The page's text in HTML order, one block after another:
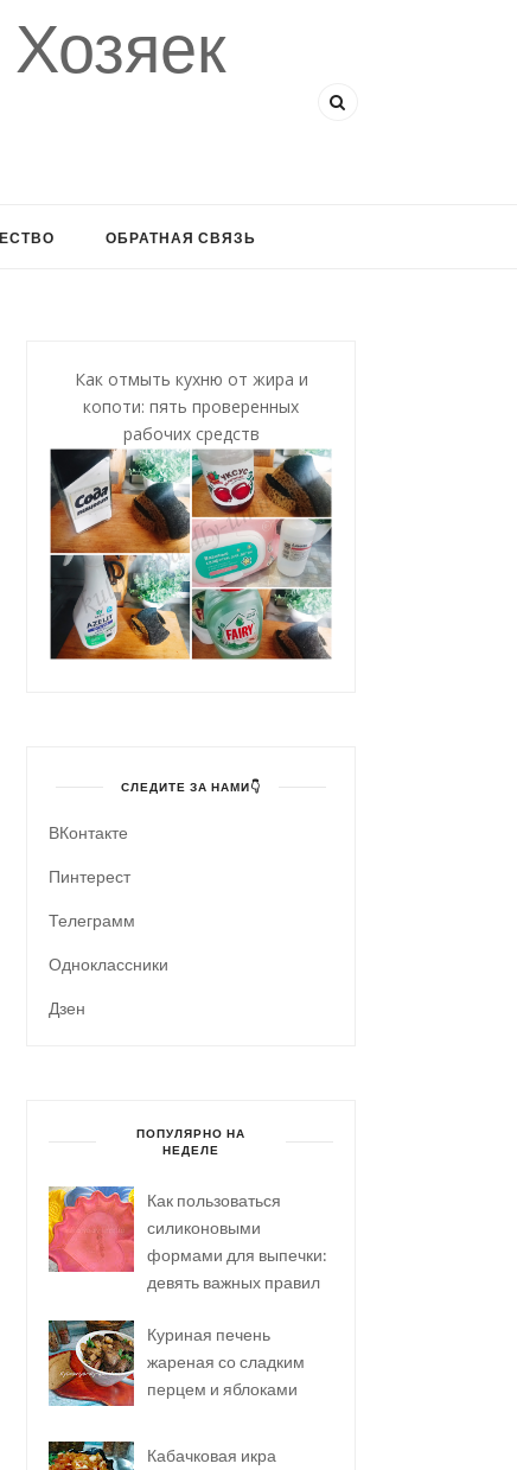
ОБРАТНАЯ СВЯЗЬ
Как отмыть кухню от жира и
копоти: пять проверенных
рабочих средств
СЛЕДИТЕ ЗА НАМИ👇
ВКонтакте
Пинтерест
Телеграмм
Одноклассники
Дзен
ПОПУЛЯРНО НА
НЕДЕЛЕ
Как пользоваться
силиконовыми
формами для выпечки:
девять важных правил
Куриная печень
жареная со сладким
перцем и яблоками
Кабачковая икра